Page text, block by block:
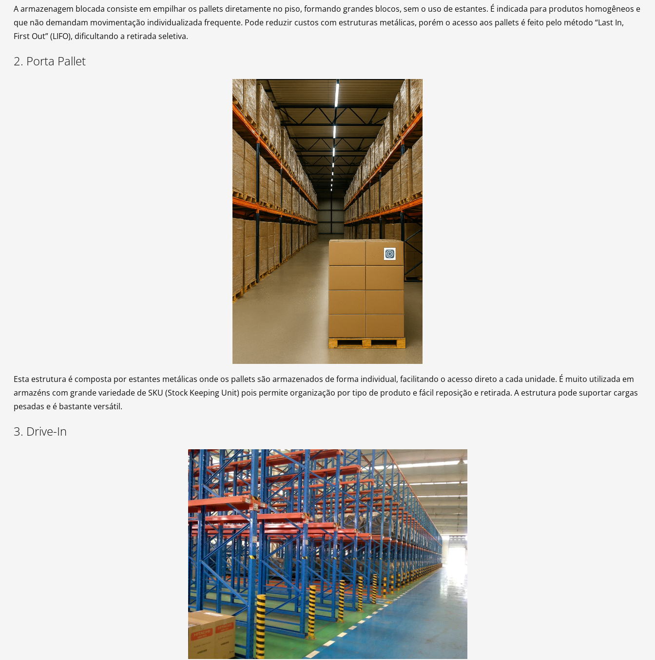
A armazenagem blocada consiste em empilhar os pallets diretamente no piso, formando grandes blocos, sem o uso de estantes. É indicada para produtos homogêneos e
que não demandam movimentação individualizada frequente. Pode reduzir custos com estruturas metálicas, porém o acesso aos pallets é feito pelo método “Last In,
First Out” (LIFO), dificultando a retirada seletiva.
2. Porta Pallet
Esta estrutura é composta por estantes metálicas onde os pallets são armazenados de forma individual, facilitando o acesso direto a cada unidade. É muito utilizada em
armazéns com grande variedade de SKU (Stock Keeping Unit) pois permite organização por tipo de produto e fácil reposição e retirada. A estrutura pode suportar cargas
pesadas e é bastante versátil.
3. Drive-In